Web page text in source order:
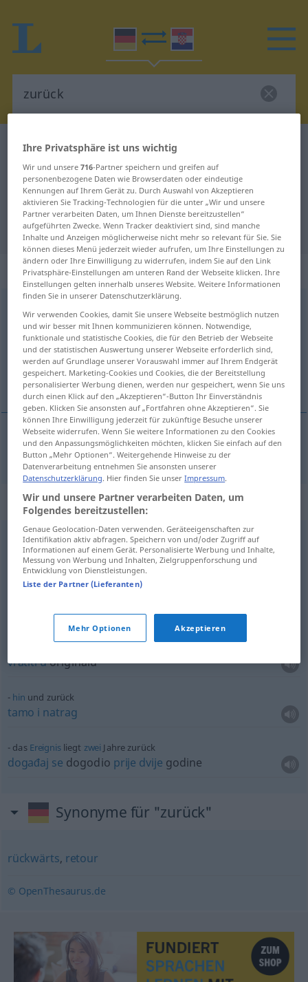
Deutsch-Kroatisch Wörterbuch
Deutsch-Kroatisch Übersetzung für
"zurück"
"zurück" Kroatisch Übersetzung
„zurück“: Adverb
Übersicht aller Übersetzungen
(Für mehr Details die Übersetzung anklicken/antippen)
natrag, nazad
natrag, nazad zurück
Beispielsätze für "zurück"
hinund zurück
povratnakarta
čeganepreza
vratitiuoriginalu
hin und zurück
tamo i natrag
das Ereignisliegt zwei Jahre zurück
događaj se dogodio prije dvije godine
Synonyme für "zurück"
rückwärts, retour
© OpenThesaurus.de
Ihre Privatsphäre ist uns wichtig
Wir und unsere716-Partner speichern und greifen auf
personenbezogene Daten wie Browserdaten oder eindeutige
Kennungen auf Ihrem Gerät zu. Durch Auswahl von Akzeptieren
aktivieren Sie Tracking-Technologien für die unter „Wir und unsere
Partner verarbeiten Daten, um Ihnen Dienste bereitzustellen“
aufgeführten Zwecke. Wenn Tracker deaktiviert sind, sind manche
Inhalte und Anzeigen möglicherweise nicht mehr so relevant für Sie. Sie
können dieses Menü jederzeit wieder aufrufen, um Ihre Einstellungen zu
ändern oder Ihre Einwilligung zu widerrufen, indem Sie auf den Link
Privatsphäre-Einstellungen am unteren Rand der Webseite klicken. Ihre
Einstellungen gelten innerhalb unseres Website. Weitere Informationen
finden Sie in unserer Datenschutzerklärung.
Wir verwenden Cookies, damit Sie unsere Webseite bestmöglich nutzen
und wir besser mit Ihnen kommunizieren können. Notwendige,
funktionale und statistische Cookies, die für den Betrieb der Webseite
und der statistischen Auswertung unserer Webseite erforderlich sind,
werden auf Grundlage unserer Vorauswahl immer auf Ihrem Endgerät
gespeichert. Marketing-Cookies und Cookies, die der Bereitstellung
personalisierter Werbung dienen, werden nur gespeichert, wenn Sie uns
durch einen Klick auf den „Akzeptieren“-Button Ihr Einverständnis
geben. Klicken Sie ansonsten auf „Fortfahren ohne Akzeptieren“. Sie
können Ihre Einwilligung jederzeit für zukünftige Besuche unserer
Webseite widerrufen. Wenn Sie weitere Informationen zu den Cookies
und den Anpassungsmöglichkeiten möchten, klicken Sie einfach auf den
Button „Mehr Optionen“. Weitergehende Hinweise zu der
Datenverarbeitung entnehmen Sie ansonsten unserer
Datenschutzerklärung. Hier finden Sie unserImpressum.
Wir und unsere Partner verarbeiten Daten, um
Folgendes bereitzustellen:
Genaue Geolocation-Daten verwenden. Geräteeigenschaften zur
Identifikation aktiv abfragen. Speichern von und/oder Zugriff auf
Informationen auf einem Gerät. Personalisierte Werbung und Inhalte,
Messung von Werbung und Inhalten, Zielgruppenforschung und
Entwicklung von Dienstleistungen.
Liste der Partner (Lieferanten)
Mehr Optionen Akzeptieren